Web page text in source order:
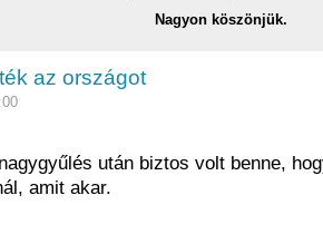
Nagyon köszönjük.
az országot
után biztos volt benne,
amit akar.